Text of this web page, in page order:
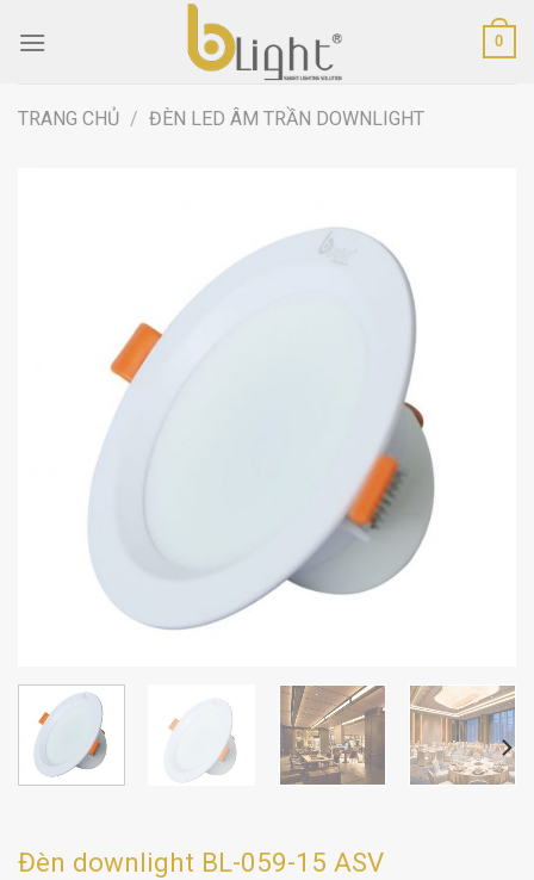
0
TRANG CHỦ / ĐÈN LED ÂM TRẦN DOWNLIGHT
Đèn downlight BL-059-15 ASV